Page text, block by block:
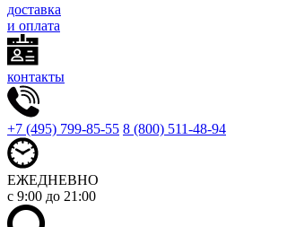
доставка
и оплата
контакты
+7 (495) 799-85-55 8 (800) 511-48-94
ЕЖЕДНЕВНО
с 9:00 до 21:00